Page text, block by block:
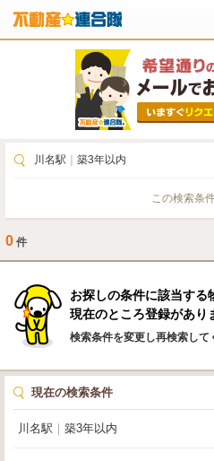
川名駅 築3年以内
この検索条
0 件
お探しの条件に該当する
現在のところ登録があり
検索条件を変更し再検索して
現在の検索条件
川名駅 築3年以内